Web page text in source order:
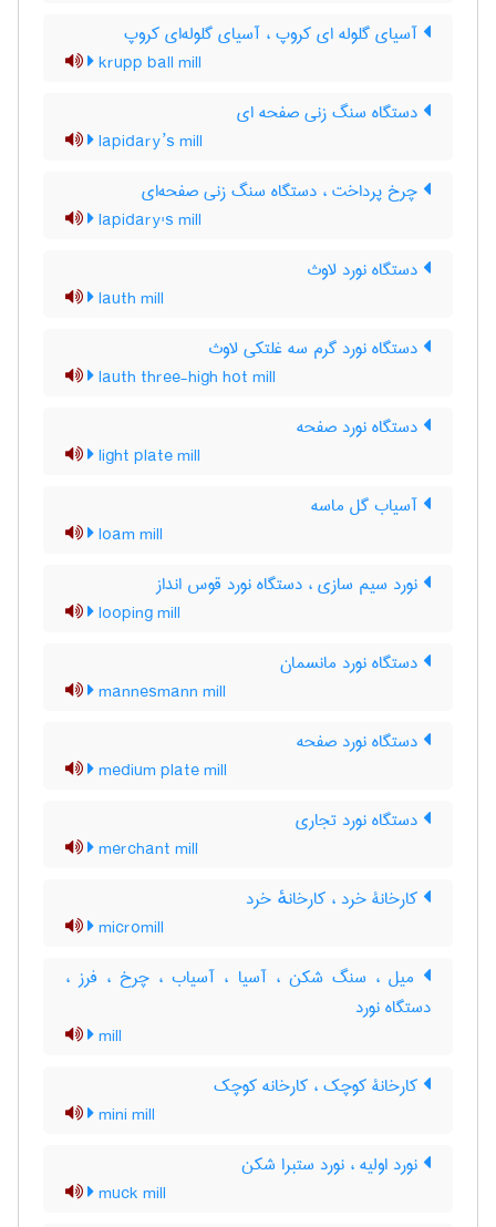
آسیای گلوله ای کروپ ، آسیای گلوله‌ای کروپ
krupp ball mill
دستگاه سنگ زنی صفحه ای
lapidary’s mill
چرخ پرداخت ، دستگاه سنگ زنی صفحه‌ای
lapidary's mill
دستگاه نورد لاوث
lauth mill
دستگاه نورد گرم سه غلتکی لاوث
lauth three-high hot mill
دستگاه نورد صفحه
light plate mill
آسیاب گل ماسه
loam mill
نورد سیم سازی ، دستگاه نورد قوس انداز
looping mill
دستگاه نورد مانسمان
mannesmann mill
دستگاه نورد صفحه
medium plate mill
دستگاه نورد تجاری
merchant mill
کارخانۀ خرد ، کارخانهٔ خرد
micromill
میل ، سنگ شکن ، آسیا ، آسیاب ، چرخ ، فرز ،
دستگاه نورد
mill
کارخانۀ کوچک ، کارخانه کوچک
mini mill
نورد اولیه ، نورد ستبرا شکن
muck mill